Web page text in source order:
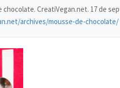
chocolate. CreatiVegan.net. 17 de
archives/mousse-de-chocolate/